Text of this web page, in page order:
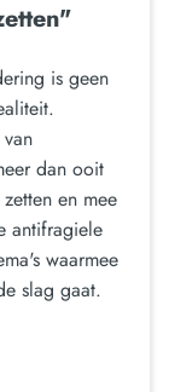
is geen
dan ooit
en mee
antifragiele
waarmee
slag gaat.